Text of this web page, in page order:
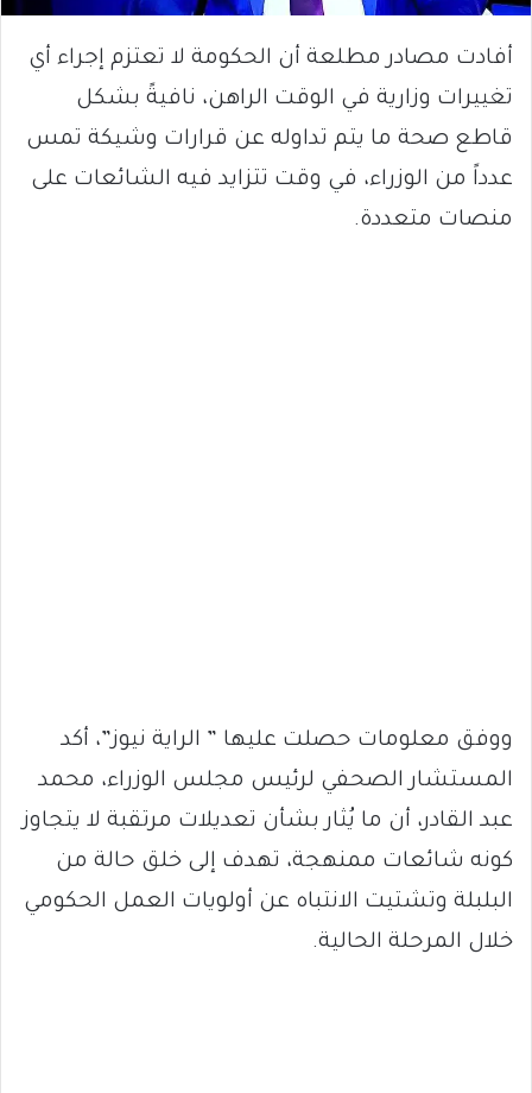
أفادت مصادر مطلعة أن الحكومة لا تعتزم إجراء أي
تغييرات وزارية في الوقت الراهن، نافيةً بشكل
قاطع صحة ما يتم تداوله عن قرارات وشيكة تمس
عدداً من الوزراء، في وقت تتزايد فيه الشائعات على
منصات متعددة.
ووفق معلومات حصلت عليها ” الراية نيوز”، أكد
المستشار الصحفي لرئيس مجلس الوزراء، محمد
عبد القادر، أن ما يُثار بشأن تعديلات مرتقبة لا يتجاوز
كونه شائعات ممنهجة، تهدف إلى خلق حالة من
البلبلة وتشتيت الانتباه عن أولويات العمل الحكومي
خلال المرحلة الحالية.